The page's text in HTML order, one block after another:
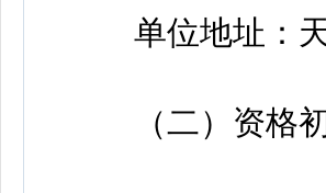
单位地址：天
（二）资格